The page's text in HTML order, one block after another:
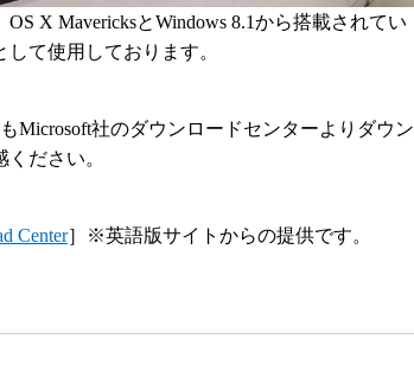
X MavericksとWindows 8.1から搭載されてい
て使用しております。
Microsoft社のダウンロードセンターよりダウン
ださい。
Center］※英語版サイトからの提供です。
るクロスメディア 電子ブックのWEB活用